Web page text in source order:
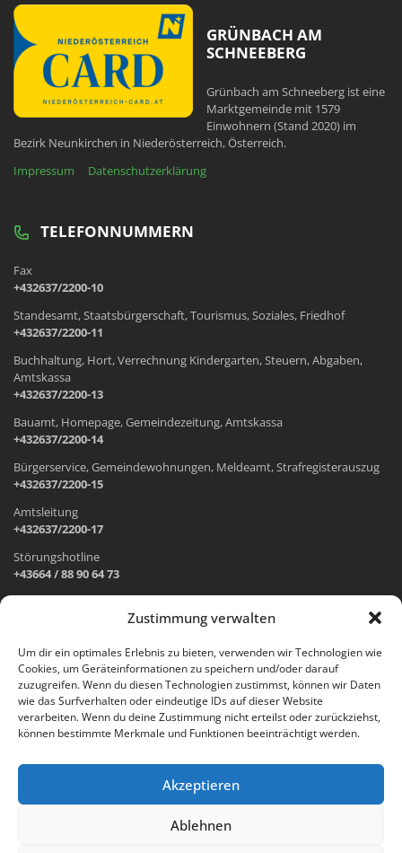
Zustimmung verwalten
Um dir ein optimales Erlebnis zu bieten, verwenden wir Technologien wie
Cookies, um Geräteinformationen zu speichern und/oder darauf
zuzugreifen. Wenn du diesen Technologien zustimmst, können wir Daten
wie das Surfverhalten oder eindeutige IDs auf dieser Website
verarbeiten. Wenn du deine Zustimmung nicht erteilst oder zurückziehst,
können bestimmte Merkmale und Funktionen beeinträchtigt werden.
Akzeptieren
Ablehnen
GRÜNBACH AM
SCHNEEBERG
Grünbach am Schneeberg ist eine
Marktgemeinde mit 1579
Einwohnern (Stand 2020) im
Bezirk Neunkirchen in Niederösterreich, Österreich.
Impressum
Datenschutzerklärung
TELEFONNUMMERN
Fax
+432637/2200-10
Standesamt, Staatsbürgerschaft, Tourismus, Soziales, Friedhof
+432637/2200-11
Buchhaltung, Hort, Verrechnung Kindergarten, Steuern, Abgaben,
Amtskassa
+432637/2200-13
Bauamt, Homepage, Gemeindezeitung, Amtskassa
+432637/2200-14
Bürgerservice, Gemeindewohnungen, Meldeamt, Strafregisterauszug
+432637/2200-15
Amtsleitung
+432637/2200-17
Störungshotline
+43664 / 88 90 64 73
Wr. Neustädter Straße 1
2733 Grünbach am Schneeberg
Öffnungszeiten Gemeindeamt:
Montag: 8.00 – 12.00 Uhr und 14.00 – 18.00 Uhr
Freitag: 8.00 – 12.00 Uhr
Email: